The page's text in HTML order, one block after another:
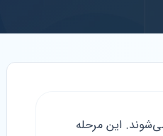
این مرحله